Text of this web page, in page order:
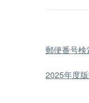
郵便番号
2025年度